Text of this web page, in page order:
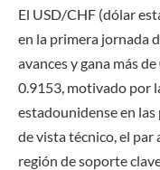
El USD/CHF (dólar
en la primera jornada
avances y gana más
0.9153, motivado por
estadounidense en
de vista técnico, el par
región de soporte